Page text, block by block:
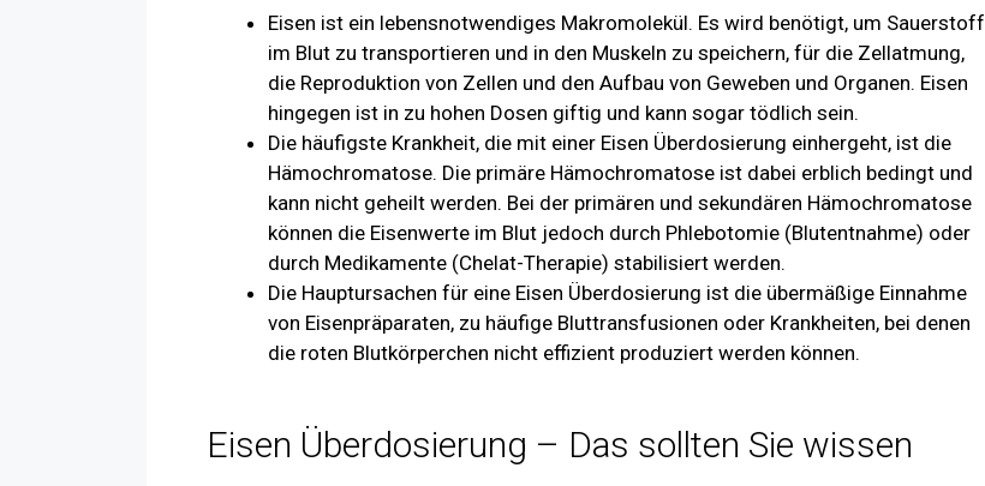
Eisen ist ein lebensnotwendiges Makromolekül. Es wird benötigt, um Sauerstoff
im Blut zu transportieren und in den Muskeln zu speichern, für die Zellatmung,
die Reproduktion von Zellen und den Aufbau von Geweben und Organen. Eisen
hingegen ist in zu hohen Dosen giftig und kann sogar tödlich sein.
Die häufigste Krankheit, die mit einer Eisen Überdosierung einhergeht, ist die
Hämochromatose. Die primäre Hämochromatose ist dabei erblich bedingt und
kann nicht geheilt werden. Bei der primären und sekundären Hämochromatose
können die Eisenwerte im Blut jedoch durch Phlebotomie (Blutentnahme) oder
durch Medikamente (Chelat-Therapie) stabilisiert werden.
Die Hauptursachen für eine Eisen Überdosierung ist die übermäßige Einnahme
von Eisenpräparaten, zu häufige Bluttransfusionen oder Krankheiten, bei denen
die roten Blutkörperchen nicht effizient produziert werden können.
Eisen Überdosierung – Das sollten Sie wissen